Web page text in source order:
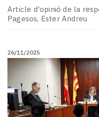
Article d'opinió de la
Pagesos, Ester Andreu
26/11/2025